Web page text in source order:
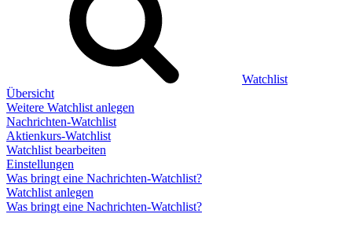
Watchlist
Übersicht
Weitere Watchlist anlegen
Nachrichten-Watchlist
Aktienkurs-Watchlist
Watchlist bearbeiten
Einstellungen
Was bringt eine Nachrichten-Watchlist?
Watchlist anlegen
Was bringt eine Nachrichten-Watchlist?